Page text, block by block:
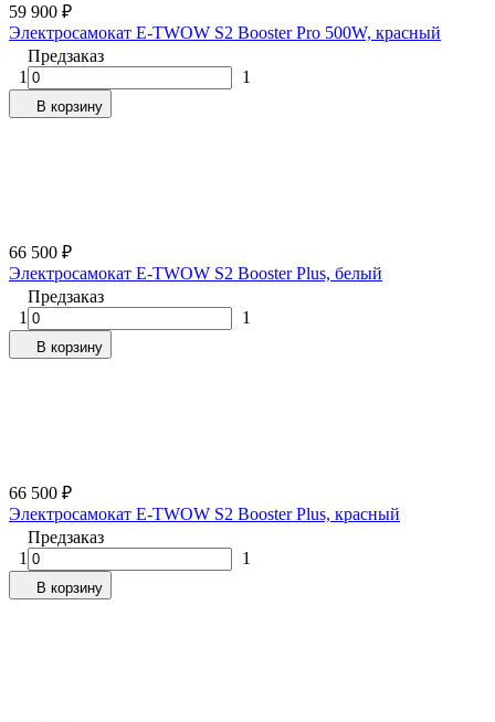
59 900 ₽
Электросамокат E-TWOW S2 Booster Pro 500W, красный
Предзаказ
1
1
В корзину
66 500 ₽
Электросамокат E-TWOW S2 Booster Plus, белый
Предзаказ
1
1
В корзину
66 500 ₽
Электросамокат E-TWOW S2 Booster Plus, красный
Предзаказ
1
1
В корзину